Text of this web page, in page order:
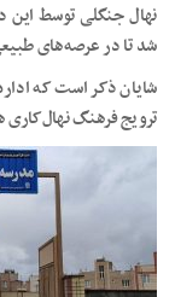
نهال جنگلی توسط این
شد تا در عرصه‌های
شایان ذکر است که
ترویج فرهنگ